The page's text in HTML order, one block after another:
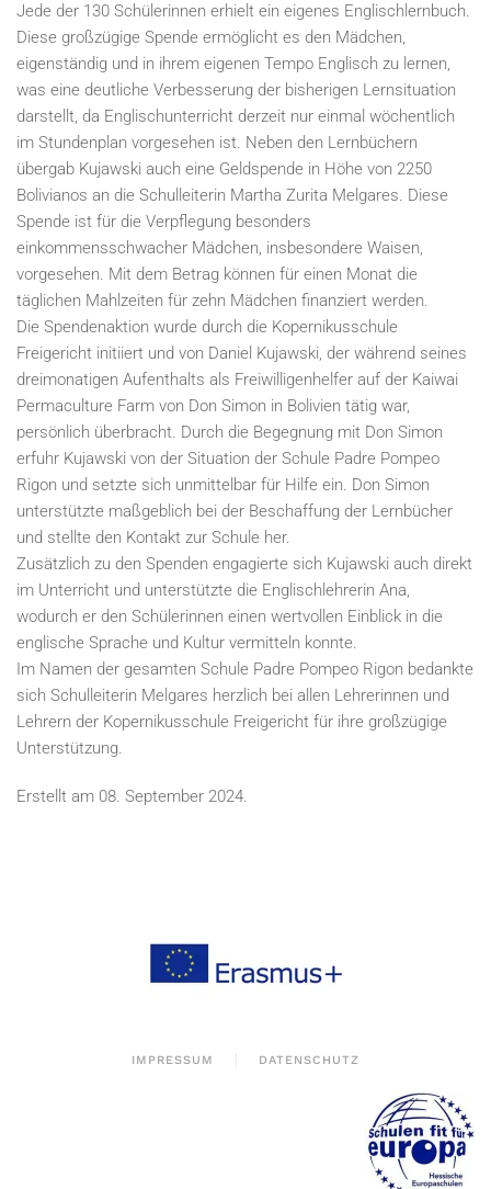
Jede der 130 Schülerinnen erhielt ein eigenes Englischlernbuch.
Diese großzügige Spende ermöglicht es den Mädchen,
eigenständig und in ihrem eigenen Tempo Englisch zu lernen,
was eine deutliche Verbesserung der bisherigen Lernsituation
darstellt, da Englischunterricht derzeit nur einmal wöchentlich
im Stundenplan vorgesehen ist. Neben den Lernbüchern
übergab Kujawski auch eine Geldspende in Höhe von 2250
Bolivianos an die Schulleiterin Martha Zurita Melgares. Diese
Spende ist für die Verpflegung besonders
einkommensschwacher Mädchen, insbesondere Waisen,
vorgesehen. Mit dem Betrag können für einen Monat die
täglichen Mahlzeiten für zehn Mädchen finanziert werden.
Die Spendenaktion wurde durch die Kopernikusschule
Freigericht initiiert und von Daniel Kujawski, der während seines
dreimonatigen Aufenthalts als Freiwilligenhelfer auf der Kaiwai
Permaculture Farm von Don Simon in Bolivien tätig war,
persönlich überbracht. Durch die Begegnung mit Don Simon
erfuhr Kujawski von der Situation der Schule Padre Pompeo
Rigon und setzte sich unmittelbar für Hilfe ein. Don Simon
unterstützte maßgeblich bei der Beschaffung der Lernbücher
und stellte den Kontakt zur Schule her.
Zusätzlich zu den Spenden engagierte sich Kujawski auch direkt
im Unterricht und unterstützte die Englischlehrerin Ana,
wodurch er den Schülerinnen einen wertvollen Einblick in die
englische Sprache und Kultur vermitteln konnte.
Im Namen der gesamten Schule Padre Pompeo Rigon bedankte
sich Schulleiterin Melgares herzlich bei allen Lehrerinnen und
Lehrern der Kopernikusschule Freigericht für ihre großzügige
Unterstützung.
Erstellt am 08. September 2024.
IMPRESSUM DATENSCHUTZ